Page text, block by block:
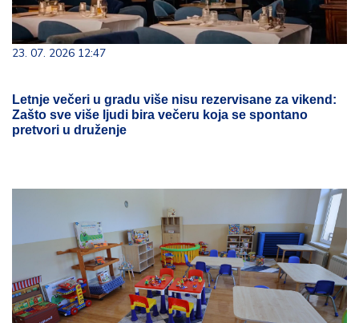
23. 07. 2026 12:47
Letnje večeri u gradu više nisu rezervisane za vikend:
Zašto sve više ljudi bira večeru koja se spontano
pretvori u druženje